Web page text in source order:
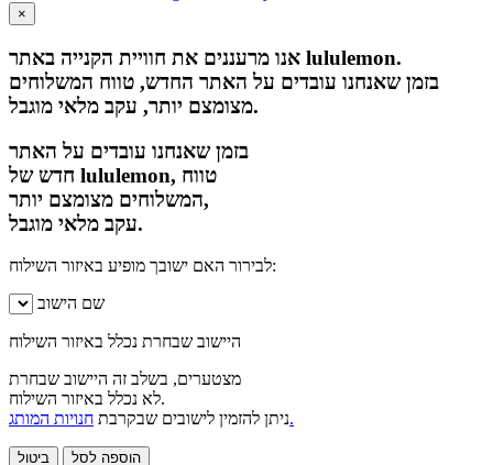
×
אנו מרעננים את חוויית הקנייה באתר lululemon.
בזמן שאנחנו עובדים על האתר החדש, טווח המשלוחים
מצומצם יותר, עקב מלאי מוגבל.
בזמן שאנחנו עובדים על האתר
חדש של lululemon, טווח
המשלוחים מצומצם יותר,
עקב מלאי מוגבל.
לבירור האם ישובך מופיע באיזור השילוח:
שם הישוב
היישוב שבחרת נכלל באיזור השילוח
מצטערים, בשלב זה היישוב שבחרת
לא נכלל באיזור השילוח.
ניתן להזמין לישובים שבקרבתחנויות המותג.
ביטול הוספה לסל